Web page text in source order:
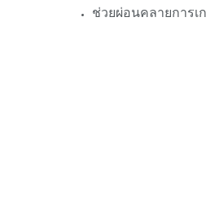
ช่วยผ่อนคลายการเ